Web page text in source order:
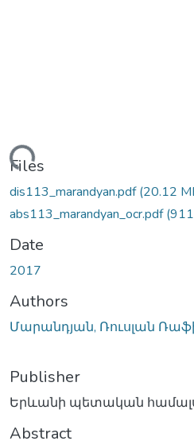
Files
dis113_marandyan.pdf(20.12
abs113_marandyan_ocr.pdf
Date
2017
Authors
Մարանդյան, Ռուսլան
Publisher
Երևանի պետական
Abstract